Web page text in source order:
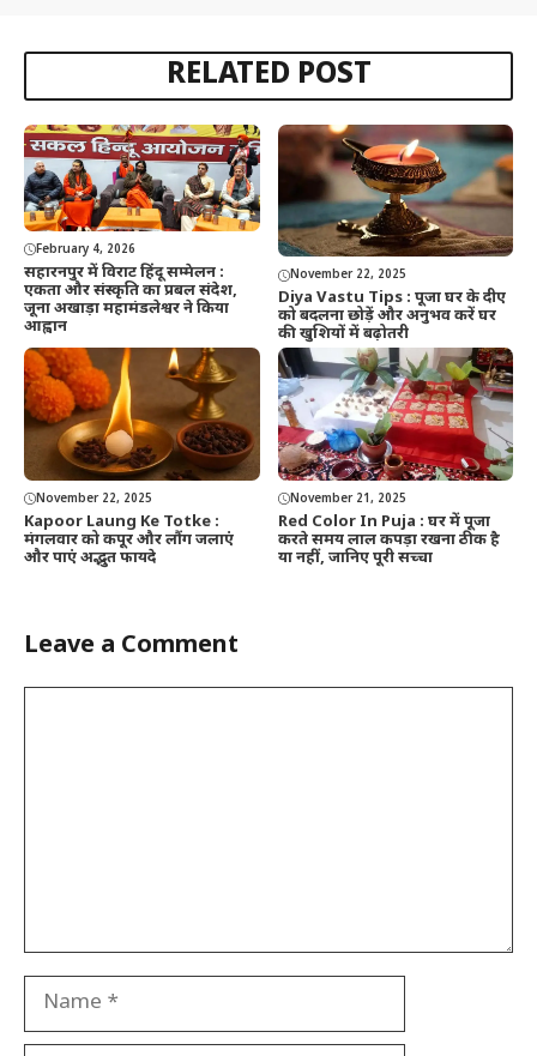
RELATED POST
February 4, 2026
सहारनपुर में विराट हिंदू सम्मेलन :
एकता और संस्कृति का प्रबल संदेश,
जूना अखाड़ा महामंडलेश्वर ने किया
आह्वान
November 22, 2025
Diya Vastu Tips : पूजा घर के दीए
को बदलना छोड़ें और अनुभव करें घर
की खुशियों में बढ़ोतरी
November 22, 2025
Kapoor Laung Ke Totke :
मंगलवार को कपूर और लौंग जलाएं
और पाएं अद्भुत फायदे
November 21, 2025
Red Color In Puja : घर में पूजा
करते समय लाल कपड़ा रखना ठीक है
या नहीं, जानिए पूरी सच्चा
Leave a Comment
Name